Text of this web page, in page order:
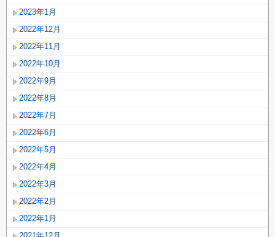
2023年1月
2022年12月
2022年11月
2022年10月
2022年9月
2022年8月
2022年7月
2022年6月
2022年5月
2022年4月
2022年3月
2022年2月
2022年1月